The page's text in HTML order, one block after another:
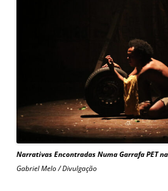
Narrativas Encontradas Numa Garrafa PET
Gabriel Melo / Divulgação